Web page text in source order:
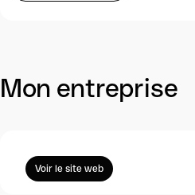
Mon entreprise
Voir le site web